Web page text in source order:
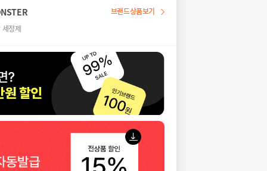
정제
브랜드상품보기